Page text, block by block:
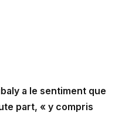
a le sentiment que
part, « y compris